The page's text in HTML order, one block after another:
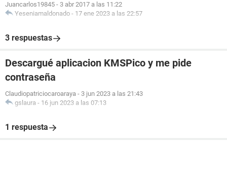
Juancarlos19845 - 3 abr 2017 a las 11:22
Yeseniamaldonado - 17 ene 2023 a las 22:57
3 respuestas
Descargué aplicacion KMSPico y me pide
contraseña
Claudiopatriciocaroaraya - 3 jun 2023 a las 21:43
gslaura - 16 jun 2023 a las 07:13
1 respuesta